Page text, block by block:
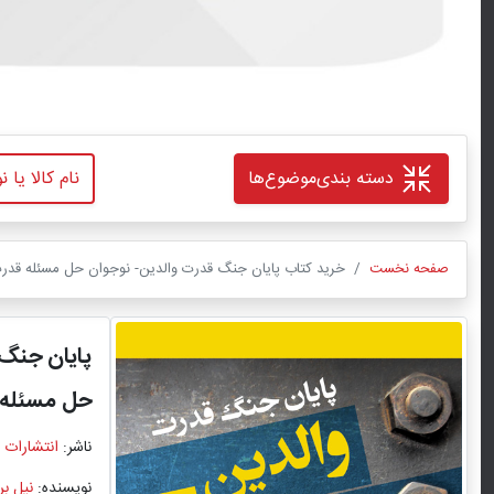
دسته بندیموضوع‌ها
صفحه نخست خرید کتاب پایان جنگ قدرت والدین- نوجوان حل مسئله
پایان
حل مسئله
ناشر:
نویسنده: نیل